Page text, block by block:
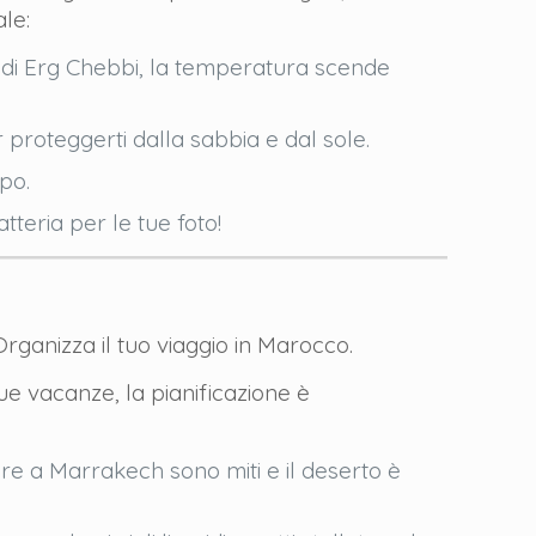
Erg Chebbi, la temperatura scende
dalla sabbia e dal sole.
per le tue foto!
il tuo viaggio in Marocco.
vacanze, la pianificazione è
a Marrakech sono miti e il deserto è